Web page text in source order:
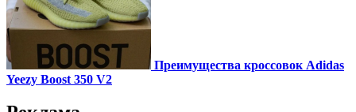
Преимущества кроссовок Adidas
Yeezy Boost 350 V2